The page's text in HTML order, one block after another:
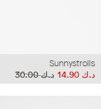
Sunnystrolls
د.ك‏ 30.00
د.ك‏ 14.90